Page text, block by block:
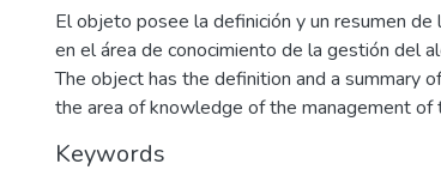
El objeto posee la definición y un resumen de
en el área de conocimiento de la gestión del
The object has the definition and a summary
the area of ​​knowledge of the management
Keywords